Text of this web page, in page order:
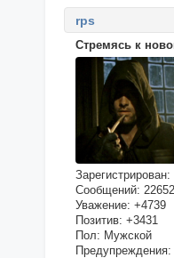
rps
Стремясь к
Зарегистрирован:
Сообщений: 22652
Уважение: +4739
Позитив: +3431
Пол: Мужской
Предупреждения: